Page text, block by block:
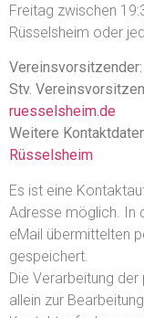
Freitag zwischen
Rüsselsheim oder
Vereinsvorsitzender:
Stv.
ruesselsheim.de
Weitere
Rüsselsheim
Es ist eine
Adresse möglich. In
eMail übermittelten
gespeichert.
Die Verarbeitung
allein zur